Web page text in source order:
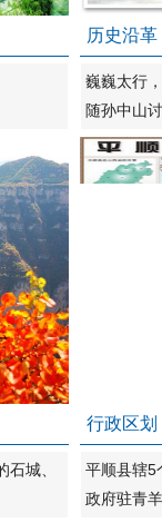
历史沿革
巍巍太行
随孙中山
城、
行政区划
平顺县辖5
政府驻青